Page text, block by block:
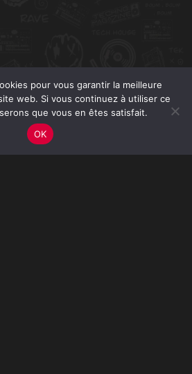
pour vous garantir la meilleure
web. Si vous continuez à utiliser ce
que vous en êtes satisfait.
OK